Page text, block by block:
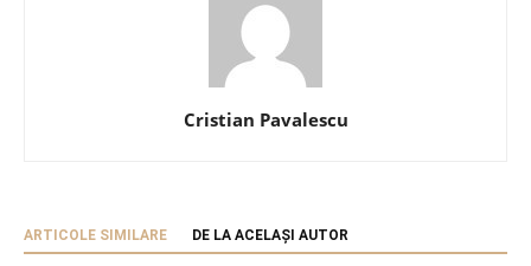
Cristian Pavalescu
ARTICOLE SIMILARE DE LA ACELAȘI AUTOR